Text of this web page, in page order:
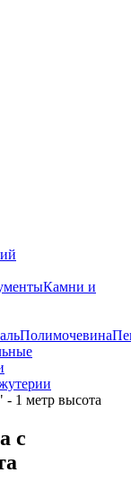
Камни и
Полимочевина
1 метр высота
с